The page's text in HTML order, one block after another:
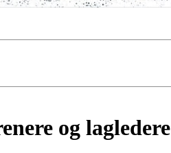
og lagledere